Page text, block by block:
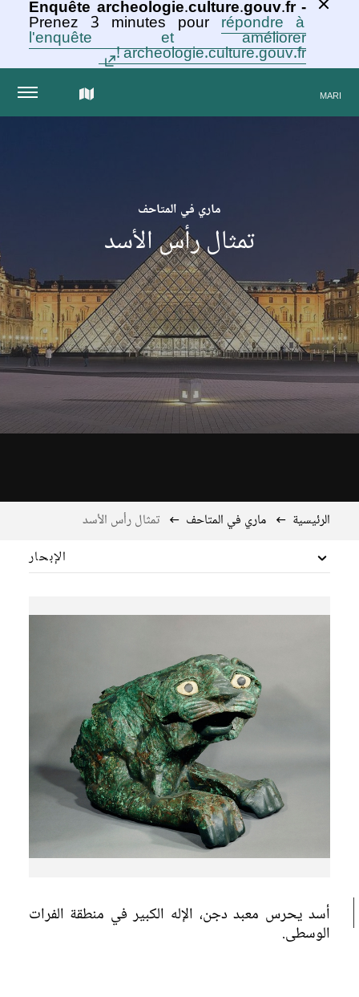
Enquête archeologie.culture.gouv.fr -
Prenez 3 minutes pour répondre à
l'enquête et améliorer
archeologie.culture.gouv.fr !
MARI الخريطة
ماري في المتاحف
تمثال رأس الأسد
الرئيسية ماري في المتاحف
تمثال رأس الأسد
الإبحار
RESOURCES
اكتشف الموقع
القصر الملكي الكبير في ماري
ماري في المتاحف
تمثال إيبيخ-إيل
تمثال رأس الأسد
الشاكاناك إيشتوب- إيلوم
أسد يحرس معبد دجن، الإله الكبير في منطقة الفرات
الوسطى.